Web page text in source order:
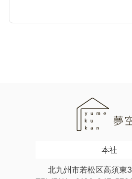
本社
北九州市若松区高須東